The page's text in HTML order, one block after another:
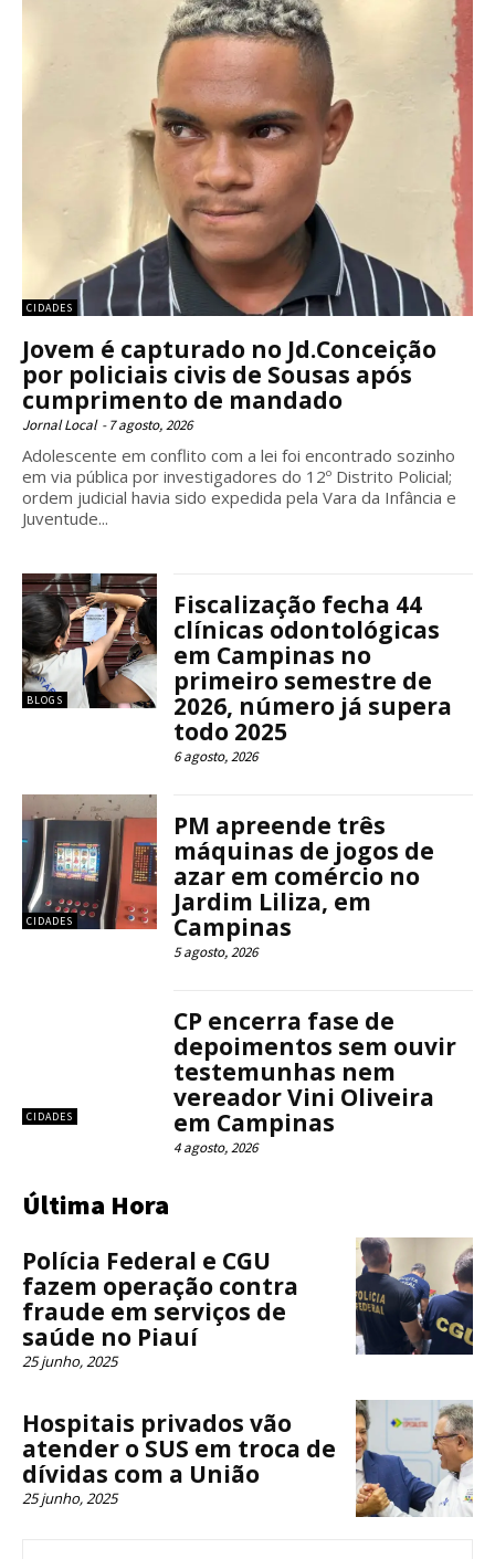
CIDADES
Jovem é capturado no Jd.Conceição
por policiais civis de Sousas após
cumprimento de mandado
Jornal Local - 7 agosto, 2026
Adolescente em conflito com a lei foi encontrado sozinho
em via pública por investigadores do 12º Distrito Policial;
ordem judicial havia sido expedida pela Vara da Infância e
Juventude...
BLOGS
Fiscalização fecha 44
clínicas odontológicas
em Campinas no
primeiro semestre de
2026, número já supera
todo 2025
6 agosto, 2026
CIDADES
PM apreende três
máquinas de jogos de
azar em comércio no
Jardim Liliza, em
Campinas
5 agosto, 2026
CIDADES
CP encerra fase de
depoimentos sem ouvir
testemunhas nem
vereador Vini Oliveira
em Campinas
4 agosto, 2026
Última Hora
Polícia Federal e CGU
fazem operação contra
fraude em serviços de
saúde no Piauí
25 junho, 2025
Hospitais privados vão
atender o SUS em troca de
dívidas com a União
25 junho, 2025